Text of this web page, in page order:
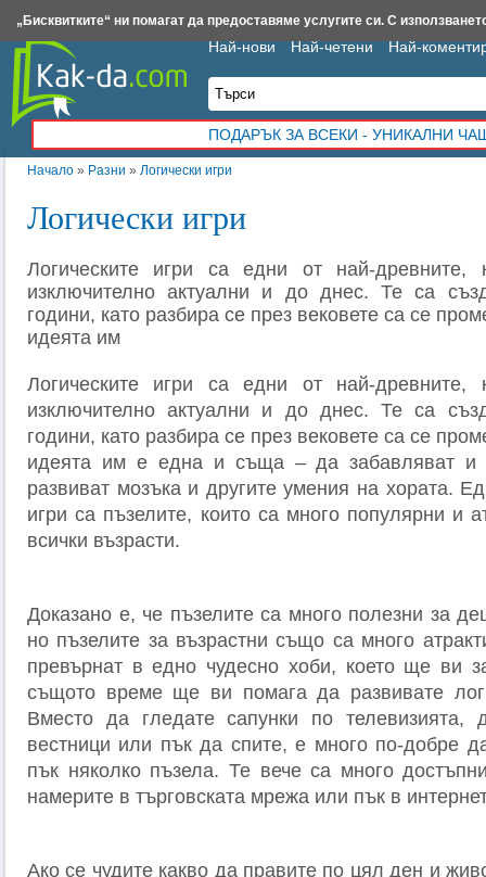
Начало » Разни » Логически игри
Логически игри
Логическите игри са едни от най-древните,
изключително актуални и до днес. Те са
години, като разбира се през вековете са се
идеята им
Логическите игри са едни от най-древните,
изключително актуални и до днес. Те са
години, като разбира се през вековете са се
идеята им е една и съща – да забавляват
развиват мозъка и другите умения на хората.
игри са пъзелите, които са много популярни и
всички възрасти.
Доказано е, че пъзелите са много полезни за
но пъзелите за възрастни също са много
превърнат в едно чудесно хоби, което ще ви
същото време ще ви помага да развивате
Вместо да гледате сапунки по телевизията,
вестници или пък да спите, е много по-добре
пък няколко пъзела. Те вече са много
намерите в търговската мрежа или пък в
Ако се чудите какво да правите по цял ден и
Най-нови Най-четени Най-
ПОДАРЪК ЗА ВСЕКИ - УНИКАЛНИ
Insert.bg Framar.bg Kak-da.com Iztochnik.com BauBau.bg NewAge.bg
„Бисквитките“ ни помагат да предоставяме услугите си. С